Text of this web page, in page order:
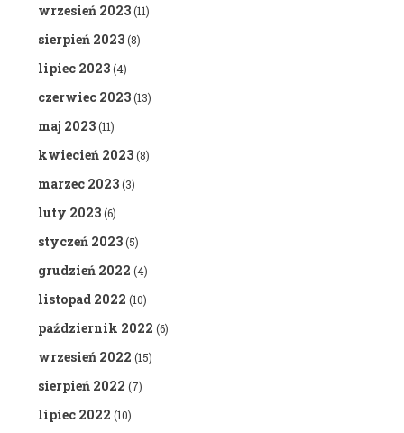
wrzesień 2023(11)
sierpień 2023(8)
lipiec 2023(4)
czerwiec 2023(13)
maj 2023(11)
kwiecień 2023(8)
marzec 2023(3)
luty 2023(6)
styczeń 2023(5)
grudzień 2022 (4)
listopad 2022 (10)
październik 2022 (6)
wrzesień 2022 (15)
sierpień 2022 (7)
lipiec 2022 (10)